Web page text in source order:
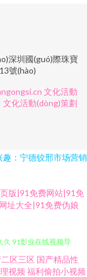
深圳國(guó)際珠寶
號(hào)
文化活動
文化活動(dòng)策劃
：宁德铰邢市场营销
版|91免费网站|91免
址大全|91免费伪娘
入巨乳 91网址在线免
区三区 国产精品性
视频 福利偷拍小视频